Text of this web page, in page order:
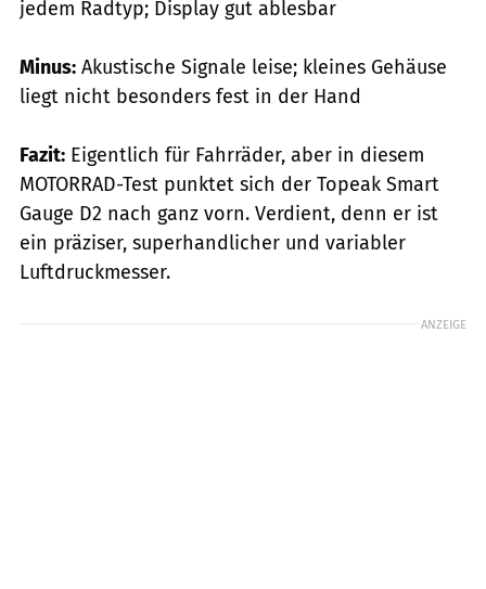
jedem Radtyp; Display gut ablesbar
Minus: Akustische Signale leise; kleines Gehäuse
liegt nicht besonders fest in der Hand
Fazit: Eigentlich für Fahrräder, aber in diesem
MOTORRAD-Test punktet sich der Topeak Smart
Gauge D2 nach ganz vorn. Verdient, denn er ist
ein präziser, superhandlicher und variabler
Luftdruckmesser.
ANZEIGE